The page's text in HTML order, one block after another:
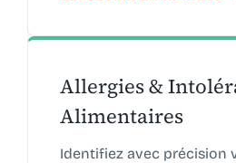
Allergies &
Alimentaires
Identifiez avec précision